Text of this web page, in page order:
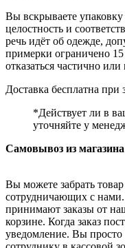
Вы вскрываете упаковку
целостность и
речь идёт об одежде,
примерки ограничено
отказаться частично
Доставка бесплатна при
*Действует ли в
уточняйте у
Самовывоз из магазина
Вы можете забрать
сотрудничающих с
принимают заказы от
корзине. Когда заказ
уведомление. Вы просто